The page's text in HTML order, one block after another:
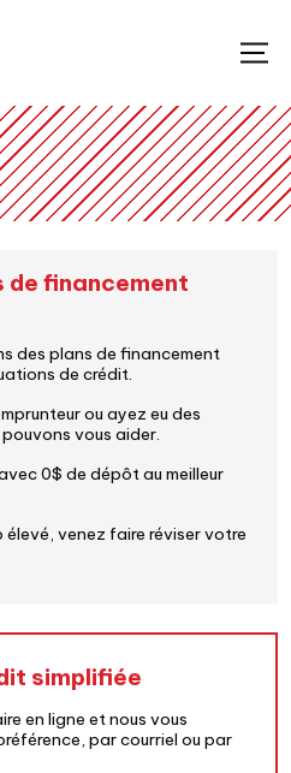
de financement
des plans de financement
de crédit.
ou ayez eu des
vous aider.
0$ de dépôt au meilleur
venez faire réviser votre
simplifiée
en ligne et nous vous
par courriel ou par